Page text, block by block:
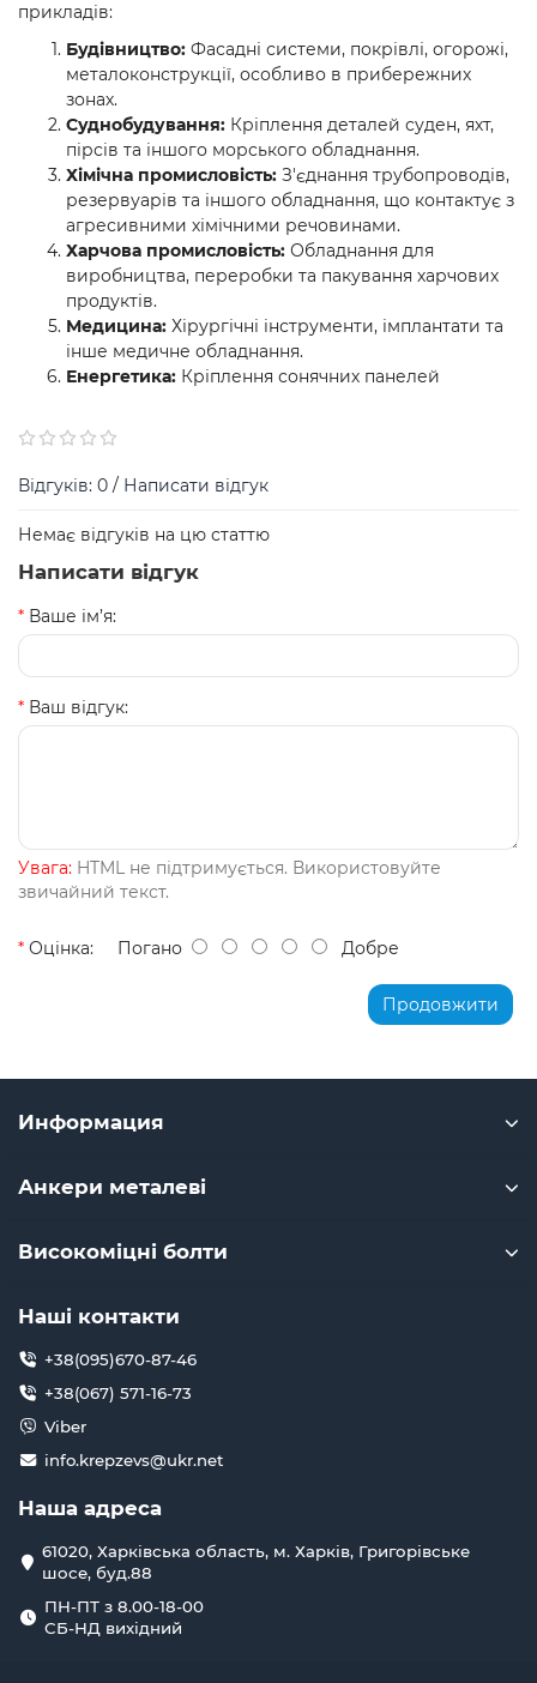
прикладів:
Будівництво: Фасадні системи, покрівлі, огорожі,
металоконструкції, особливо в прибережних
зонах.
Суднобудування: Кріплення деталей суден, яхт,
пірсів та іншого морського обладнання.
Хімічна промисловість: З'єднання трубопроводів,
резервуарів та іншого обладнання, що контактує з
агресивними хімічними речовинами.
Харчова промисловість: Обладнання для
виробництва, переробки та пакування харчових
продуктів.
Медицина: Хірургічні інструменти, імплантати та
інше медичне обладнання.
Енергетика: Кріплення сонячних панелей
Відгуків: 0 / Написати відгук
Немає відгуків на цю статтю
Написати відгук
Ваше ім’я:
Ваш відгук:
Увага: HTML не підтримується. Використовуйте
звичайний текст.
Оцінка: Погано Добре
Продовжити
Информация
Анкери металеві
Високоміцні болти
Наші контакти
+38(095)670-87-46
+38(067) 571-16-73
Viber
info.krepzevs@ukr.net
Наша адреса
61020, Харківська область, м. Харків, Григорівське
шосе, буд.88
ПН-ПТ з 8.00-18-00
СБ-НД вихідний